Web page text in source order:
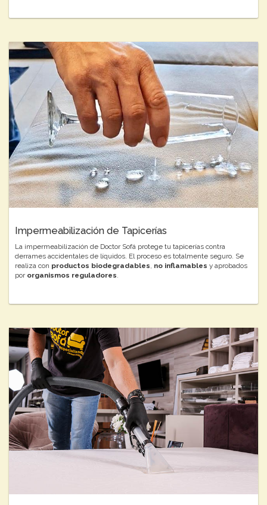
Impermeabilización de Tapicerías
La impermeabilización de Doctor Sofá protege tu tapicerías contra
derrames accidentales de líquidos. El proceso es totalmente seguro. Se
realiza con productos biodegradables, no inflamables y aprobados
por organismos reguladores.